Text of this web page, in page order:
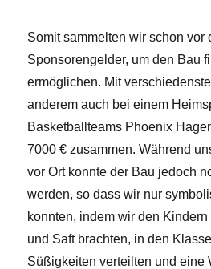
Somit sammelten wir schon vor
Sponsorengelder, um den Bau
ermöglichen. Mit
anderem auch bei einem
Basketballteams Phoenix
7000 € zusammen. Während
vor Ort konnte der Bau jedoch
werden, so dass wir nur
konnten, indem wir den
und Saft brachten, in den
Süßigkeiten verteilten und eine